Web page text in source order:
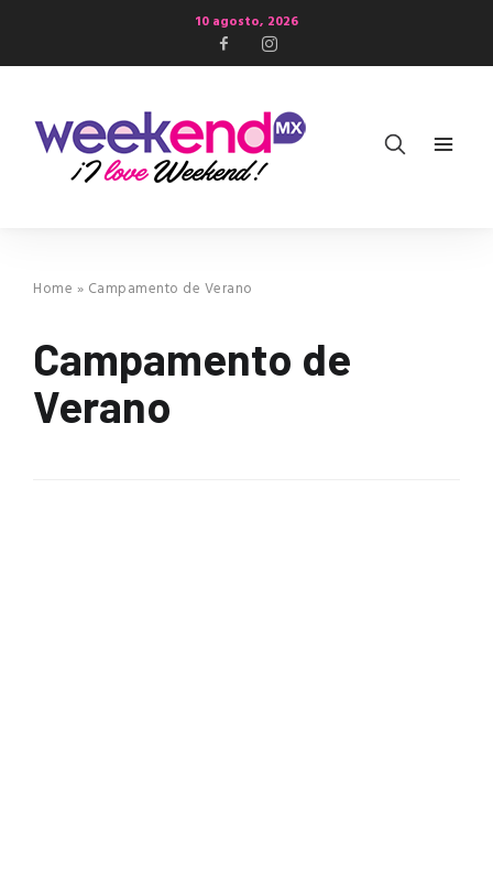
10 agosto, 2026
Home » Campamento de Verano
Campamento de
Verano